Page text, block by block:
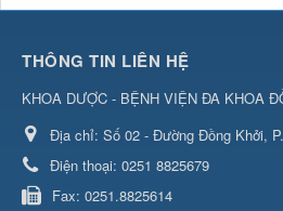
THÔNG TIN LIÊN HỆ
KHOA DƯỢC - BỆNH VIỆN ĐA KHOA
Địa chỉ: Số 02 - Đường Đồng Khởi,
Điện thoại: 0251 8825679
Fax: 0251.8825614